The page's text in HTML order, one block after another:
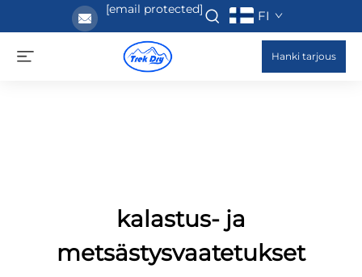
[email protected] FI
Hanki tarjous
kalastus- ja
metsästysvaatetukset